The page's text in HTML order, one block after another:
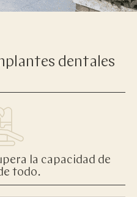
dentales
la capacidad de
todo.